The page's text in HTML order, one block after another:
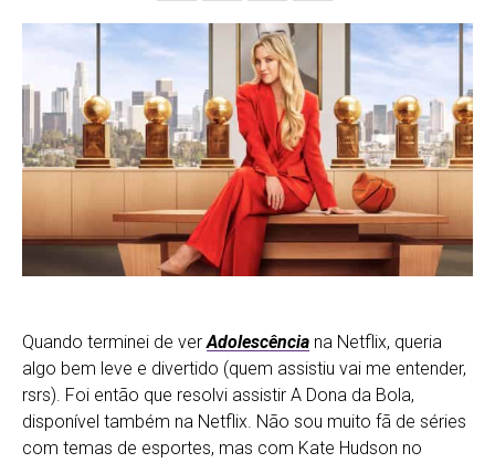
Quando terminei de verAdolescência na Netflix, queria
algo bem leve e divertido (quem assistiu vai me entender,
rsrs). Foi então que resolvi assistir A Dona da Bola,
disponível também na Netflix. Não sou muito fã de séries
com temas de esportes, mas com Kate Hudson no